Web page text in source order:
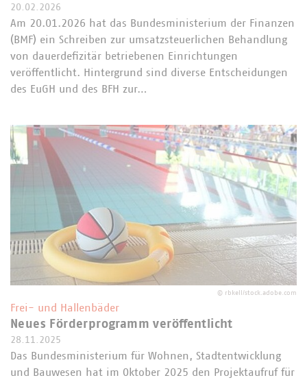
20.02.2026
Am 20.01.2026 hat das Bundesministerium der Finanzen
(BMF) ein Schreiben zur umsatzsteuerlichen Behandlung
von dauerdefizitär betriebenen Einrichtungen
veröffentlicht. Hintergrund sind diverse Entscheidungen
des EuGH und des BFH zur…
© rbkell/stock.adobe.com
Frei- und Hallenbäder
Neues Förderprogramm veröffentlicht
28.11.2025
Das Bundesministerium für Wohnen, Stadtentwicklung
und Bauwesen hat im Oktober 2025 den Projektaufruf für